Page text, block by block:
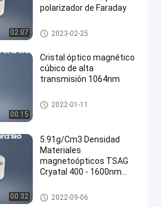
02:07
polarizador de Faraday
Cristales magnetoópticos
2023-02-25
00:15
Cristal óptico magnético
cúbico de alta
transmisión 1064nm
Cristales magnetoópticos
2022-01-11
00:32
5.91g/Cm3 Densidad
Materiales
magnetoópticos TSAG
Cryatal 400 - 1600nm
Cristales magnetoópticos
2022-09-06